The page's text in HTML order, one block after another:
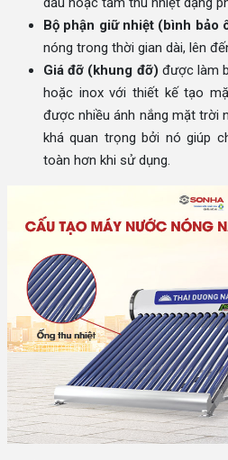
Bộ phận giữ nhiệt (bình bảo
nóng trong thời gian dài, lên
Giá đỡ (khung đỡ) được làm
hoặc inox với thiết kế tạo
được nhiều ánh nắng mặt trời
khá quan trọng bởi nó giúp
toàn hơn khi sử dụng.